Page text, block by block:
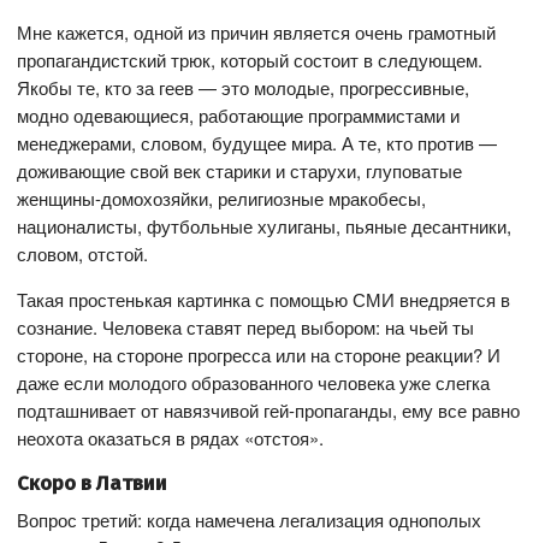
Мне кажется, одной из причин является очень грамотный
пропагандистский трюк, который состоит в следующем.
Якобы те, кто за геев — это молодые, прогрессивные,
модно одевающиеся, работающие программистами и
менеджерами, словом, будущее мира. А те, кто против —
доживающие свой век старики и старухи, глуповатые
женщины-домохозяйки, религиозные мракобесы,
националисты, футбольные хулиганы, пьяные десантники,
словом, отстой.
Такая простенькая картинка с помощью СМИ внедряется в
сознание. Человека ставят перед выбором: на чьей ты
стороне, на стороне прогресса или на стороне реакции? И
даже если молодого образованного человека уже слегка
подташнивает от навязчивой гей-пропаганды, ему все равно
неохота оказаться в рядах «отстоя».
Скоро в Латвии
Вопрос третий: когда намечена легализация однополых